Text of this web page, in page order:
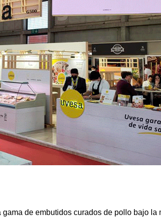
de embutidos curados de pollo bajo la